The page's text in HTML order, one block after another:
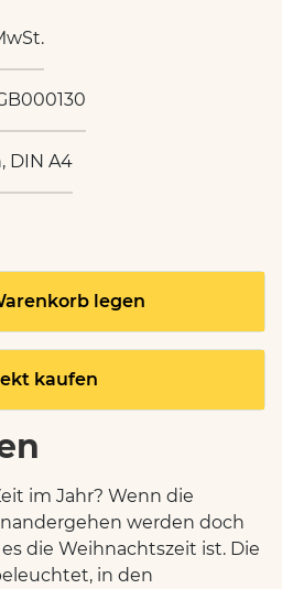
DIN A4
legen
kaufen
im Jahr? Wenn die
werden doch
die Weihnachtszeit ist. Die
in den